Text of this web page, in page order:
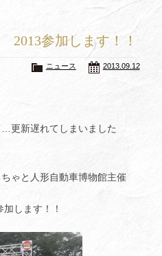
参加します！！
2013.09.12
ニュース
更新遅れてしまいました
ゃと人形自動車博物館主催
します！！